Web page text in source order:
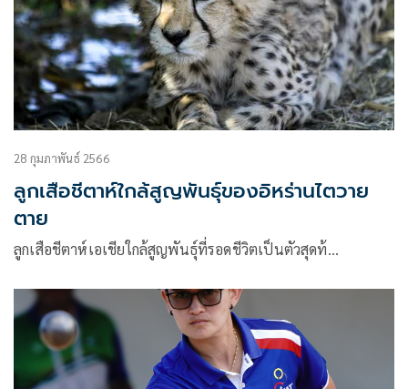
28 กุมภาพันธ์ 2566
ลูกเสือชีตาห์ใกล้สูญพันธุ์ของอิหร่านไตวาย
ตาย
ลูกเสือชีตาห์เอเชียใกล้สูญพันธุ์ที่รอดชีวิตเป็นตัวสุดท้…